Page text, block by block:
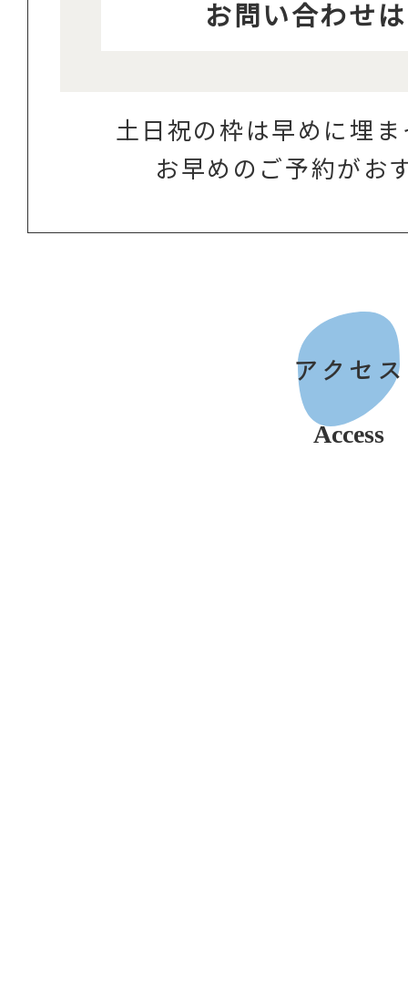
お問い合わせ
土日祝の枠は早めに埋
お早めのご予約がお
アクセス
Access